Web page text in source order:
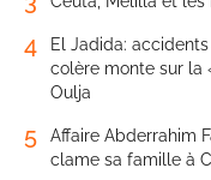
4
El Jadida:
colère monte sur la
Oulja
5
Affaire Abderrahim
clame sa famille à